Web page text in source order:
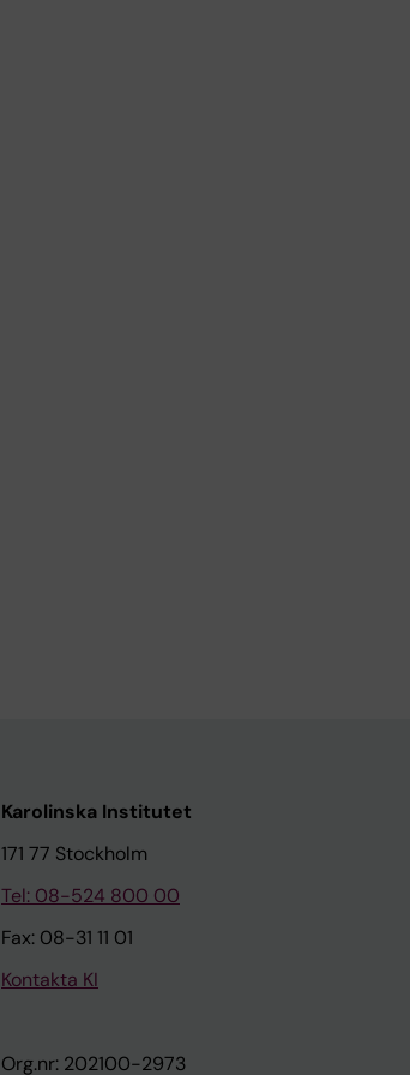
Karolinska Institutet
171 77 Stockholm
Tel: 08-524 800 00
Fax: 08-31 11 01
Kontakta KI
Org.nr: 202100-2973